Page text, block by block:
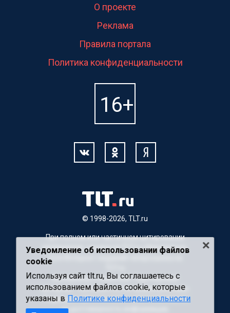
© 1998-2026, TLT.ru
О проекте
Реклама
Правила портала
Политика конфиденциальности
При полном или частичном цитировании
материалов, ссылка на TLT.ru обязательна.
Для Интернет-изданий гиперссылка на
Материалы с пометкой "Партнерский
материал" публикуются на правах рекламы.
Редакция сайта не несет ответственности
за достоверность информации,
Уведомление об использовании файлов
cookie
Используя сайт tlt.ru, Вы соглашаетесь с
использованием файлов cookie, которые
указаны в Политике конфиденциальности